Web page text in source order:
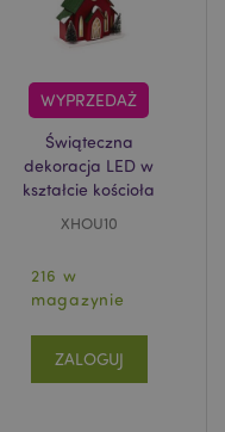
WYPRZEDAŻ
Świąteczna
dekoracja LED w
kształcie kościoła
XHOU10
216 w
magazynie
ZALOGUJ